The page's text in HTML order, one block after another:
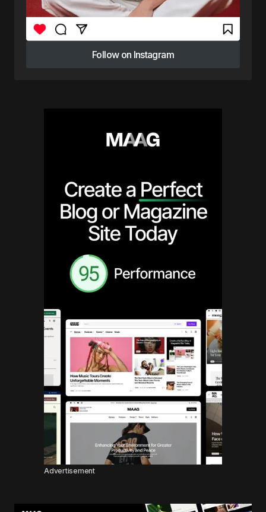
Follow on Instagram
Follow on Instagram
Advertisement